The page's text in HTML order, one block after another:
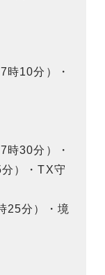
時10分）・
時30分）・
）・TX守
25分）・境